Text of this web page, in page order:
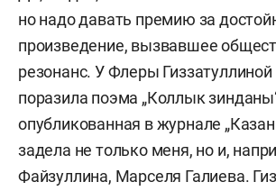
культурного наследия Татарстана
народа;
19)Елена Петровна Алексеева:
Кинематограф. Из века в век
но надо давать премию за
произведение, вызвавшее
резонанс. У Флеры
поразила поэма „Коллык
опубликованная в журнале
задела не только меня, но и,
Файзуллина, Марселя Галиева.